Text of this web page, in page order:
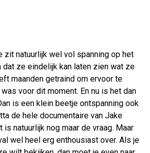
zit natuurlijk wel vol spanning op het
dat ze eindelijk kan laten zien wat ze
maanden getraind om ervoor te
voor dit moment. En nu is het dan
is een klein beetje ontspanning ook
de hele documentaire van Jake
natuurlijk nog maar de vraag. Maar
wel heel erg enthousiast over. Als je